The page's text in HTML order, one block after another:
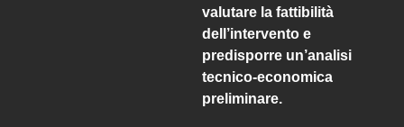
valutare la fattibilità
dell’intervento e
predisporre un’analisi
tecnico-economica
preliminare.